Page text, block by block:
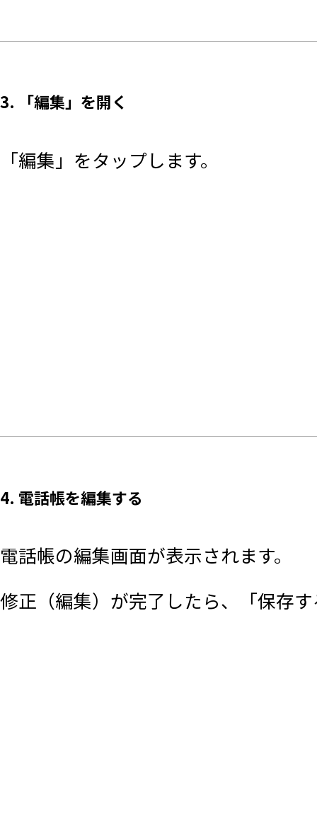
3. 「編集」を開く
「編集」をタップします。
4. 電話帳を編集する
電話帳の編集画面が表示されます。
修正（編集）が完了したら、「保存